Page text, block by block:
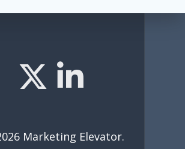
Marketing Elevator.